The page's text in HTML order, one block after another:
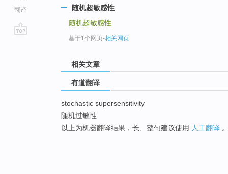
翻译
随机超敏感性
随机超敏感性
基于1个网页-相关网页
相关文章
有道翻译
stochastic supersensitivity
随机过敏性
以上为机器翻译结果，长、整句建议使用 人工翻译